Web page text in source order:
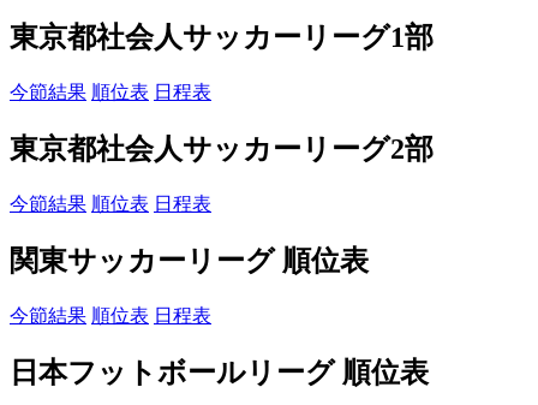
東京都社会人サッカーリーグ1部
今節結果 順位表 日程表
東京都社会人サッカーリーグ2部
今節結果 順位表 日程表
関東サッカーリーグ 順位表
今節結果 順位表 日程表
日本フットボールリーグ 順位表